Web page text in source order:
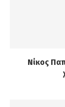
Νίκος